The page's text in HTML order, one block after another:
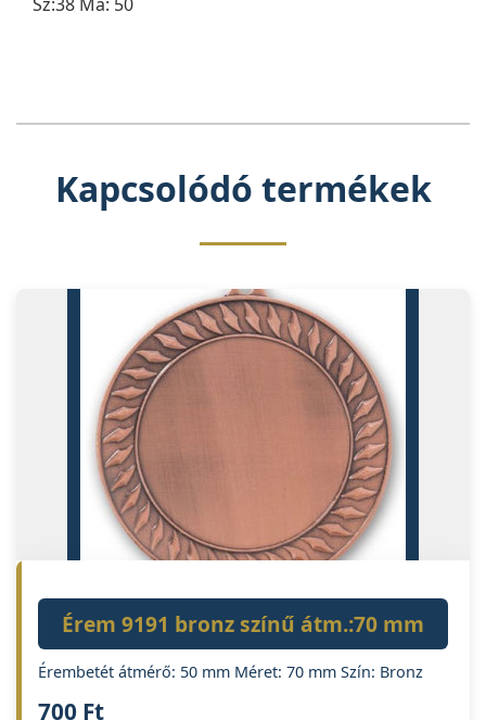
Kapcsolódó termékek
Érem 9191 bronz színű átm.:70 mm
Érembetét átmérő: 50 mm Méret: 70 mm Szín: Bronz
700 Ft